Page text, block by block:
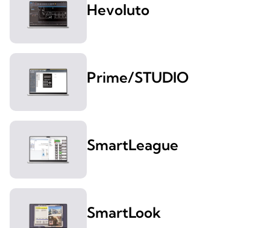
Hevoluto
Prime/STUDIO
SmartLeague
SmartLook